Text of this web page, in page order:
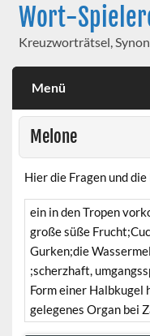
Wort-
Kreuzworträtsel,
Menü
Melone
Hier die Fragen und
ein in den Tropen
große süße
Gurken;die
;scherzhaft,
Form einer
gelegenes Organ bei